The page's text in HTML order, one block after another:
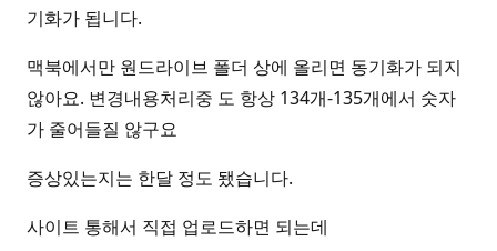
기화가 됩니다.
맥북에서만 원드라이브 폴더 상에 올리면 동기화가 되지
않아요. 변경내용처리중 도 항상 134개-135개에서 숫자
가 줄어들질 않구요
증상있는지는 한달 정도 됐습니다.
사이트 통해서 직접 업로드하면 되는데